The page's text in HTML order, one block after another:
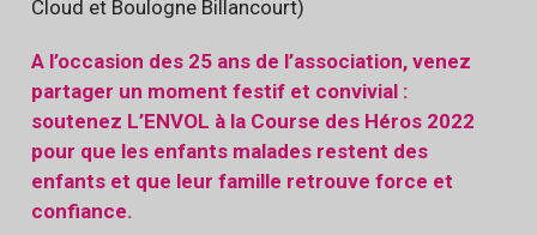
Cloud et Boulogne Billancourt)
A l’occasion des 25 ans de l’association, venez
partager un moment festif et convivial :
soutenez L’ENVOL à la Course des Héros 2022
pour que les enfants malades restent des
enfants et que leur famille retrouve force et
confiance.